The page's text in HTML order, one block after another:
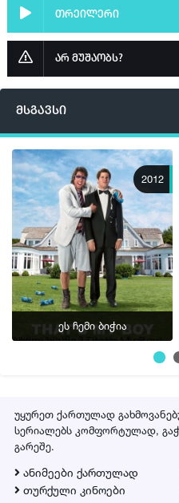
თრეილერი
არ მუშაობს?
მსგავსი
2012
" title="ეს ჩემი ბიჭია | es chemi bichia | That's My Boy" />
ეს ჩემი ბიჭია
უყურეთ ქართულად
სერიალებს კომფორტულად,
გარეშე.
ანიმეები ქართულად
თურქული კინოები